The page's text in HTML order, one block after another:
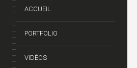
ACCUEIL
PORTFOLIO
VIDÉOS